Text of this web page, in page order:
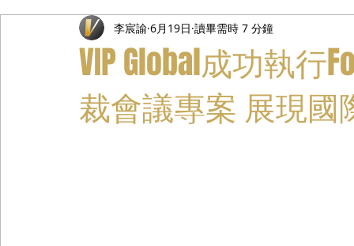
禮遇通關服務 主管專業司機 活動禮賓接待
VIP Global成功執行
裁會議專案 展現國
李宸諭 6月19日 讀畢需時 7 分鐘